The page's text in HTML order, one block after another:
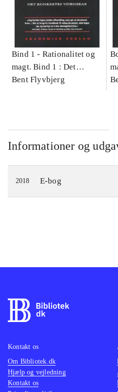
Bind 1 - Rationalitet og
magt. Bind 1 : Det
konkretes videnskab
Bent Flyvbjerg
Informationer og
2018 E-bog
Kontakt os
Om Bibliotek.dk
Hjælp og vejledning
Kontakt os